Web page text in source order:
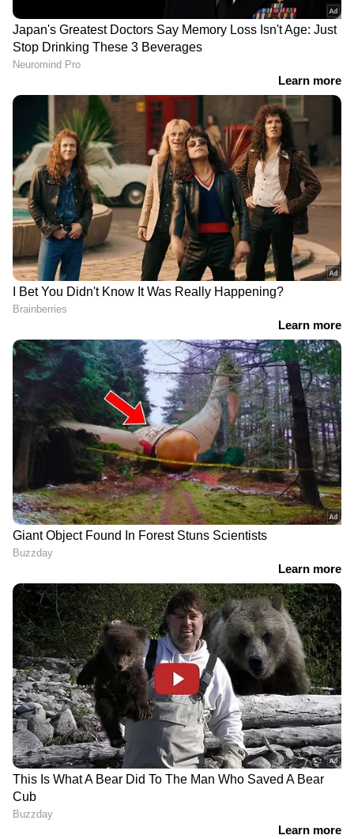
ഓഫീഷ്യല്‍ രേഖകള്‍ ഒരിക്കലും മൊബൈലില്‍
ഫയലുകളായ സൂക്ഷിക്കരുതെന്നും,
അനൗദ്യോഗികമല്ലാത്ത ഒരു ആപ്പ് വഴിയും
അത് കൈമാറരുതെന്നും നിര്‍ദേശമുണ്ട്.